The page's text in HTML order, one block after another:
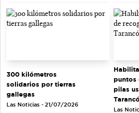
300 kilómetros
solidarios por tierras
gallegas
Las Noticias - 21/07/2026
puntos
pilas
Las